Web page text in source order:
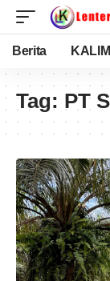
Berita
Tag: PT